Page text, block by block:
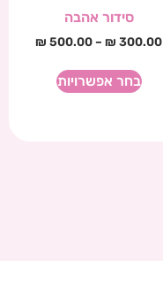
סידור אהבה
₪ 300.00
–
₪ 500.00
בחר אפשרויות